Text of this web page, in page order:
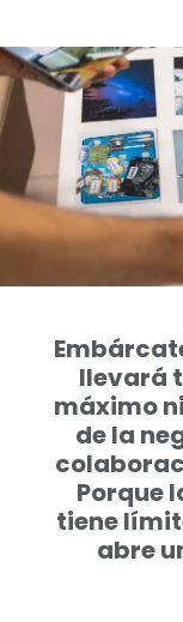
llevará
máximo
de la
Porque
tiene
abre